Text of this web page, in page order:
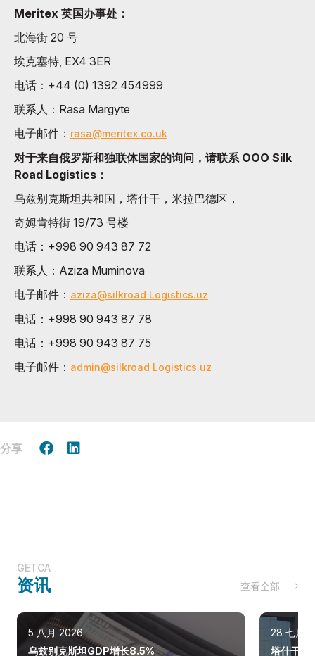
Meritex 英国办事处：
北海街 20 号
埃克塞特, EX4 3ER
电话：+44 (0) 1392 454999
联系人：Rasa Margyte
电子邮件： rasa@meritex.co.uk
对于来自俄罗斯和独联体国家的询问，请联系 OOO Silk
Road Logistics：
乌兹别克斯坦共和国，塔什干，米拉巴德区，
奇姆肯特街 19/73 号楼
电话：+998 90 943 87 72
联系人：Aziza Muminova
电子邮件： aziza@silkroad Logistics.uz
电话：+998 90 943 87 78
电话：+998 90 943 87 75
电子邮件： admin@silkroad Logistics.uz
分享
GETCA
资讯 查看全部
5 八月 2026
乌兹别克斯坦GDP增长8.5%
28 七月
塔什干巩